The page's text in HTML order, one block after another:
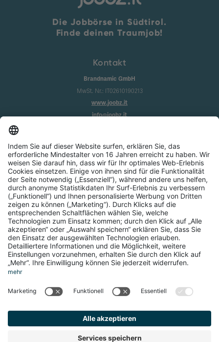
Die Jobbörse in Südtirol.
Finde deinen Traumjob!
Kontakt
Brandnamic GmbH
MwSt. Nr.: IT02610190213
www.joobz.it
info@joobz.it
Impressum
Datenschutz
AGB
Cookie-Einstellungen
Service
Über uns
Login
Registrierung
Copyright ©2026 Brandnamic GmbH